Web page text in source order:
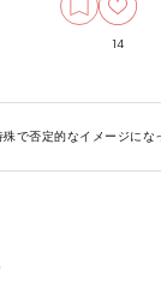
14
で否定的なイメージにな